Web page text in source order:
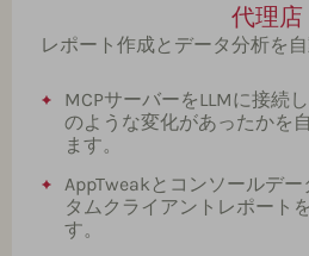
代理店
レポート作成とデータ分析を
MCPサーバーをLLMに接続
のような変化があったかを
ます。
AppTweakとコンソールデ
タムクライアントレポート
す。